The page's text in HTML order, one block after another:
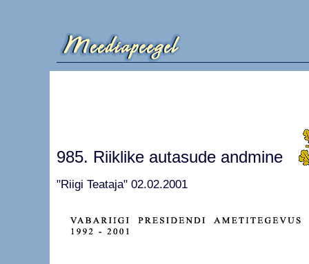
985. Riiklike autasude andmine
"Riigi Teataja" 02.02.2001